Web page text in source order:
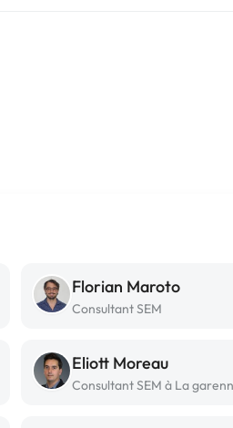
Florian Maroto
Consultant SEM
Eliott Moreau
Consultant SEM à La